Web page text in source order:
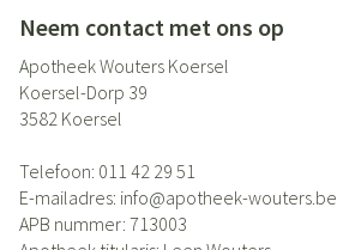
Neem contact met ons op
Apotheek Wouters Koersel
Koersel-Dorp 39
3582 Koersel
Telefoon: 011 42 29 51
E-mailadres: info@apotheek-wouters.be
APB nummer: 713003